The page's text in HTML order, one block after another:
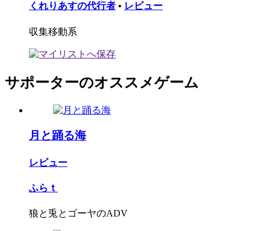
くれりあすの代行者 • レビュー
収集移動系
サポーターのオススメゲーム
月と踊る海
レビュー
ふらｔ
狼と兎とゴーヤのADV